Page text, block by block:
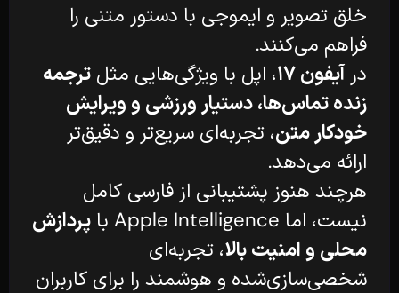
خلق تصویر و ایموجی با دستور متنی را
فراهم می‌کنند.
در آیفون ۱۷ ، اپل با ویژگی‌هایی مثل ترجمه
زنده تماس‌ها، دستیار ورزشی و ویرایش
خودکار متن، تجربه‌ای سریع‌تر و دقیق‌تر
ارائه می‌دهد.
هرچند هنوز پشتیبانی از فارسی کامل
نیست، اما Apple Intelligence با
پردازش
محلی و امنیت بالا، تجربه‌ای
شخصی‌سازی‌شده و هوشمند را برای کاربران